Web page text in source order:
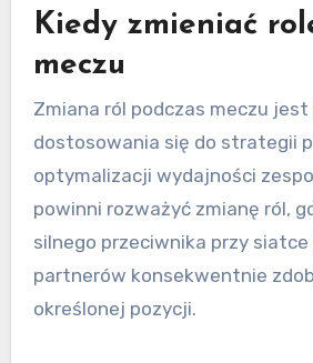
Kiedy zmieniać
meczu
Zmiana ról podczas meczu
dostosowania się do strategii
optymalizacji wydajności
powinni rozważyć zmianę ról,
silnego przeciwnika przy siatce
partnerów konsekwentnie
określonej pozycji.